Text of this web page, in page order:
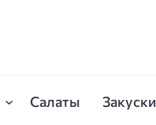
Салаты Закуски